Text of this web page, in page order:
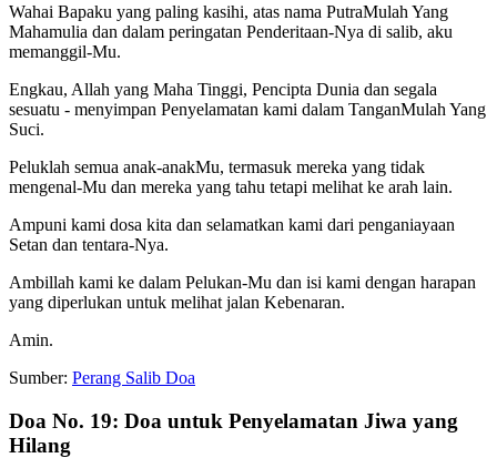
Wahai Bapaku yang paling kasihi, atas nama PutraMulah Yang
Mahamulia dan dalam peringatan Penderitaan-Nya di salib, aku
memanggil-Mu.
Engkau, Allah yang Maha Tinggi, Pencipta Dunia dan segala
sesuatu - menyimpan Penyelamatan kami dalam TanganMulah Yang
Suci.
Peluklah semua anak-anakMu, termasuk mereka yang tidak
mengenal-Mu dan mereka yang tahu tetapi melihat ke arah lain.
Ampuni kami dosa kita dan selamatkan kami dari penganiayaan
Setan dan tentara-Nya.
Ambillah kami ke dalam Pelukan-Mu dan isi kami dengan harapan
yang diperlukan untuk melihat jalan Kebenaran.
Amin.
Sumber: Perang Salib Doa
Doa No. 19: Doa untuk Penyelamatan Jiwa yang
Hilang